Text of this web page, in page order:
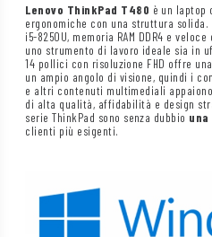
Lenovo ThinkPad T480 è un laptop
ergonomiche con una struttura
i5-8250U, memoria RAM DDR4 e
uno strumento di lavoro ideale sia in
14 pollici con risoluzione FHD offre
un ampio angolo di visione, quindi i
e altri contenuti multimediali
di alta qualità, affidabilità e design
serie ThinkPad sono senza dubbio
clienti più esigenti.